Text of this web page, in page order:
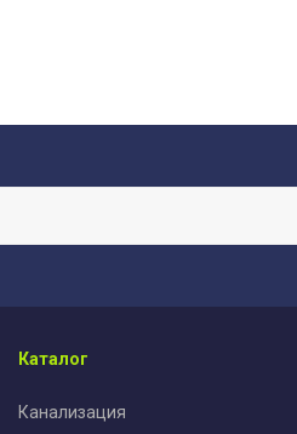
Каталог
Канализация